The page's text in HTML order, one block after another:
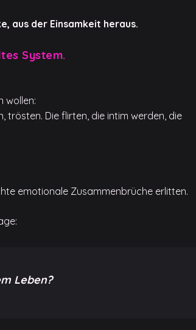
aus der Einsamkeit heraus.
System.
wollen:
trösten. Die flirten, die intim werden, die
emotionale Zusammenbrüche erlitten.
Leben?